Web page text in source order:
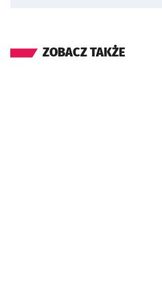
ZOBACZ TAKŻE